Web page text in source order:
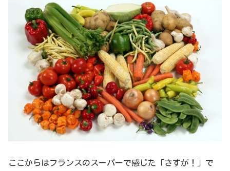
ここからはフランスのスーパーで感じた「さすが！」で